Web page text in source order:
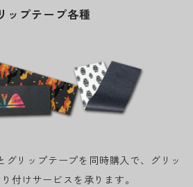
ップテープ各種
グリップテープを同時購入で、グリッ
付けサービスを承ります。